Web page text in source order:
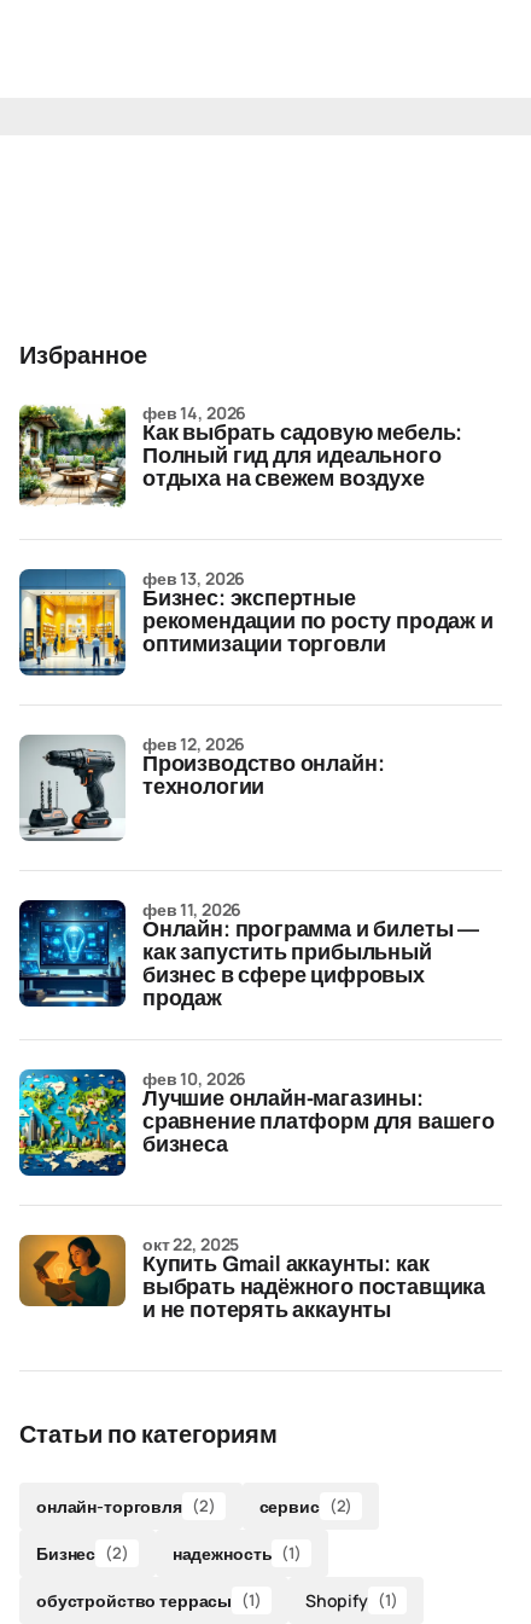
Избранное
Как выбрать садовую мебель:
Полный гид для идеального
отдыха на свежем воздухе
фев 14, 2026
Бизнес: экспертные
рекомендации по росту продаж и
оптимизации торговли
фев 13, 2026
Производство онлайн:
технологии
фев 12, 2026
Онлайн: программа и билеты —
как запустить прибыльный
бизнес в сфере цифровых
продаж
фев 11, 2026
Лучшие онлайн-магазины:
сравнение платформ для вашего
бизнеса
фев 10, 2026
Купить Gmail аккаунты: как
выбрать надёжного поставщика
и не потерять аккаунты
окт 22, 2025
Статьи по категориям
онлайн-торговля (2) сервис (2)
Бизнес (2) надежность (1)
обустройство террасы (1) Shopify (1)